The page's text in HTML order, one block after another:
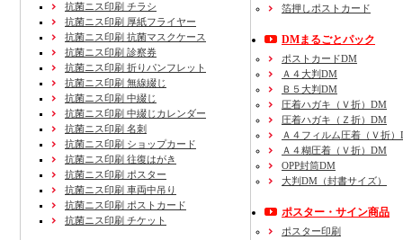
抗菌ニス印刷 チラシ
抗菌ニス印刷 厚紙フライヤー
抗菌ニス印刷 抗菌マスクケース
抗菌ニス印刷 診察券
抗菌ニス印刷 折りパンフレット
抗菌ニス印刷 無線綴じ
抗菌ニス印刷 中綴じ
抗菌ニス印刷 中綴じカレンダー
抗菌ニス印刷 名刺
抗菌ニス印刷 ショップカード
抗菌ニス印刷 往復はがき
抗菌ニス印刷 ポスター
抗菌ニス印刷 車両中吊り
抗菌ニス印刷 ポストカード
抗菌ニス印刷 チケット
箔押しポストカード
DMまるごとパック
ポストカードDM
Ａ４大判DM
Ｂ５大判DM
圧着ハガキ（Ｖ折）DM
圧着ハガキ（Ｚ折）DM
Ａ４フィルム圧着（Ｖ折）
Ａ４糊圧着（Ｖ折）DM
OPP封筒DM
大判DM（封書サイズ）
ポスター・サイン商品
ポスター印刷